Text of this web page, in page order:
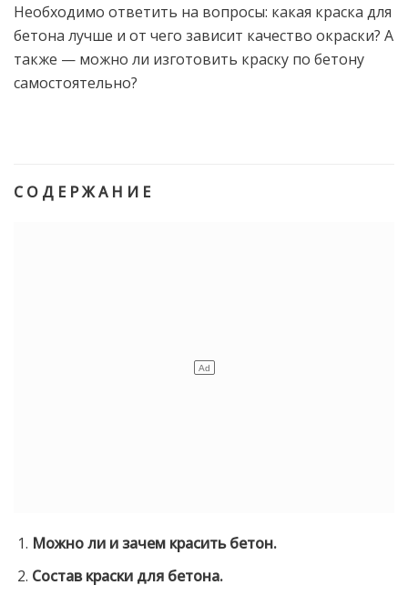
Необходимо ответить на вопросы: какая краска для
бетона лучше и от чего зависит качество окраски? А
также — можно ли изготовить краску по бетону
самостоятельно?
С О Д Е Р Ж А Н И Е
Можно ли и зачем красить бетон.
Состав краски для бетона.